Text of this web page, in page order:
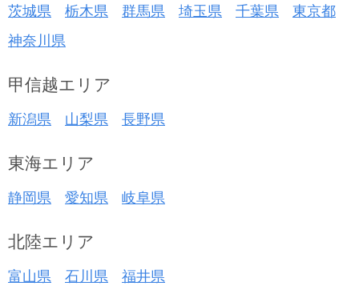
茨城県 栃木県 群馬県 埼玉県 千葉県
東京都
神奈川県
甲信越エリア
新潟県 山梨県 長野県
東海エリア
静岡県 愛知県 岐阜県
北陸エリア
富山県 石川県 福井県